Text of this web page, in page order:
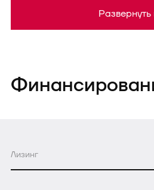
Развернуть
Лизинг